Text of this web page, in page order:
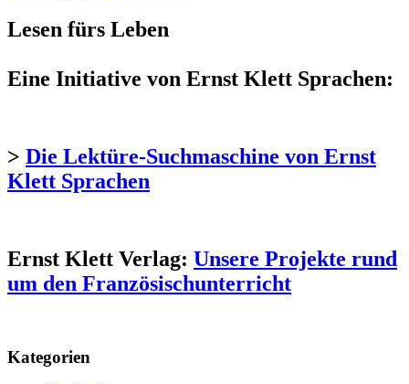
Lesen fürs Leben
Eine Initiative von Ernst Klett Sprachen:
> Die Lektüre-Suchmaschine von Ernst
Klett Sprachen
Ernst Klett Verlag: Unsere Projekte rund
um den Französischunterricht
Kategorien